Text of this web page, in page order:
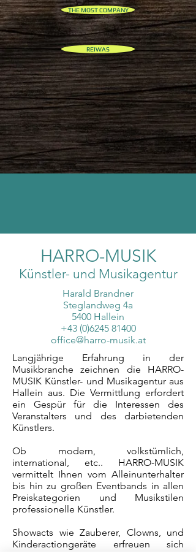
THE MOST COMPANY
REIWAS
HARRO-MUSIK
Künstler- und Musikagentur
Harald Brandner
Steglandweg 4a
5400 Hallein
+43 (0)6245 81400
office@harro-musik.at
Langjährige Erfahrung in der
Musikbranche zeichnen die HARRO-
MUSIK Künstler- und Musikagentur aus
Hallein aus. Die Vermittlung erfordert
ein Gespür für die Interessen des
Veranstalters und des darbietenden
Künstlers.
Ob modern, volkstümlich,
international, etc.. HARRO-MUSIK
vermittelt Ihnen vom Alleinunterhalter
bis hin zu großen Eventbands in allen
Preiskategorien und Musikstilen
professionelle Künstler.
Showacts wie Zauberer, Clowns, und
Kinderactiongeräte erfreuen sich